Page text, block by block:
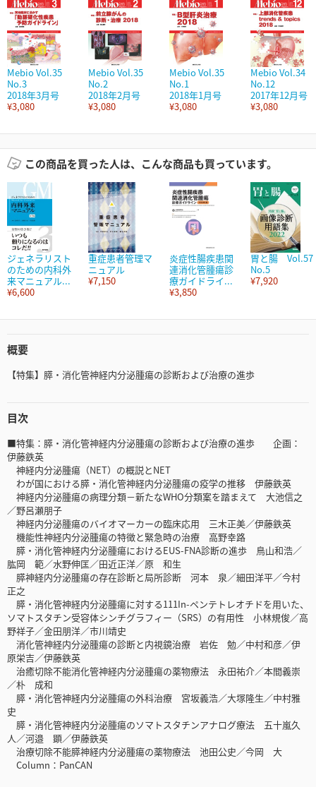
Mebio Vol.35
No.3
2018年3月号
¥3,080
Mebio Vol.35
No.2
2018年2月号
¥3,080
Mebio Vol.35
No.1
2018年1月号
¥3,080
Mebio Vol.34
No.12
2017年12月号
¥3,080
この商品を買った人は、こんな商品も買っています。
ジェネラリスト
のための内科外
来マニュアル...
¥6,600
重症患者管理マ
ニュアル
¥7,150
炎症性腸疾患関
連消化管腫瘍診
療ガイドライ...
¥3,850
胃と腸 Vol.57
No.5
¥7,920
概要
【特集】膵・消化管神経内分泌腫瘍の診断および治療の進歩
目次
■特集：膵・消化管神経内分泌腫瘍の診断および治療の進歩 企画：
伊藤鉄英
神経内分泌腫瘍（NET）の概説とNET
わが国における膵・消化管神経内分泌腫瘍の疫学の推移 伊藤鉄英
神経内分泌腫瘍の病理分類－新たなWHO分類案を踏まえて 大池信之
／野呂瀬朋子
神経内分泌腫瘍のバイオマーカーの臨床応用 三木正美／伊藤鉄英
機能性神経内分泌腫瘍の特徴と緊急時の治療 高野幸路
膵・消化管神経内分泌腫瘍におけるEUS-FNA診断の進歩 鳥山和浩／
肱岡 範／水野伸匡／田近正洋／原 和生
膵神経内分泌腫瘍の存在診断と局所診断 河本 泉／細田洋平／今村
正之
膵・消化管神経内分泌腫瘍に対する111In-ペンテトレオチドを用いた、
ソマトスタチン受容体シンチグラフィー（SRS）の有用性 小林規俊／高
野祥子／金田朋洋／市川靖史
消化管神経内分泌腫瘍の診断と内視鏡治療 岩佐 勉／中村和彦／伊
原栄吉／伊藤鉄英
治癒切除不能消化管神経内分泌腫瘍の薬物療法 永田祐介／本間義崇
／朴 成和
膵・消化管神経内分泌腫瘍の外科治療 宮坂義浩／大塚隆生／中村雅
史
膵・消化管神経内分泌腫瘍のソマトスタチンアナログ療法 五十嵐久
人／河邉 顕／伊藤鉄英
治療切除不能膵神経内分泌腫瘍の薬物療法 池田公史／今岡 大
Column：PanCAN